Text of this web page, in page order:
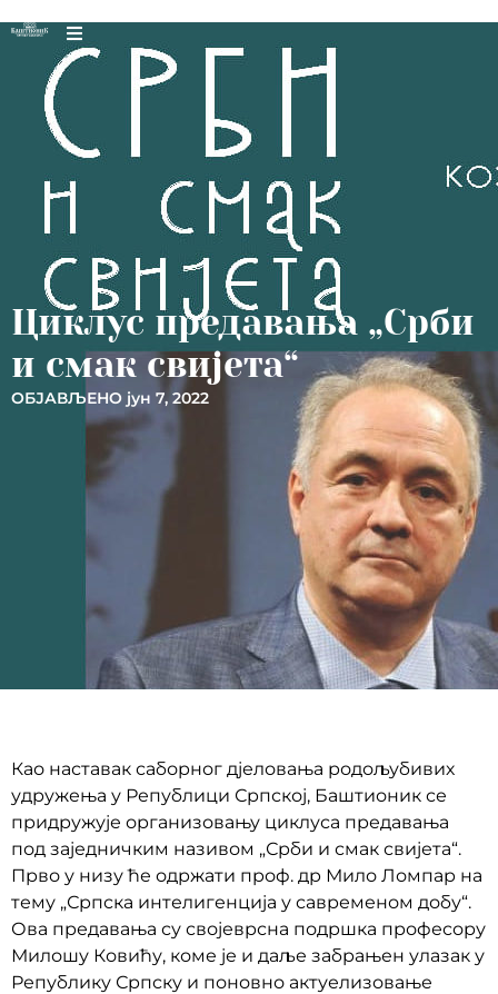
Циклус предавања „Срби
и смак свијета“
ОБЈАВЉЕНО јун 7, 2022
Као наставак саборног дјеловања родољубивих
удружења у Републици Српској, Баштионик се
придружује организовању циклуса предавања
под заједничким називом „Срби и смак свијета“.
Прво у низу ће одржати проф. др Мило Ломпар на
тему „Српска интелигенција у савременом добу“.
Ова предавања су својеврсна подршка професору
Милошу Ковићу, коме је и даље забрањен улазак у
Републику Српску и поновно актуелизовање